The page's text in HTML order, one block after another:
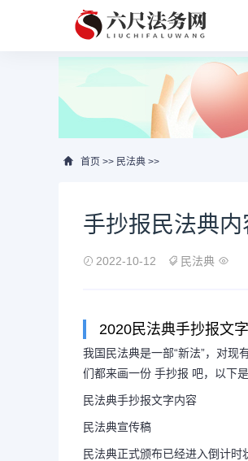
首页 >> 民法典 >>
手抄报民法典内
2022-10-12 民法典
2020民法典手抄报文
我国民法典是一部“新法”，对
们都来画一份 手抄报 吧，以下
民法典手抄报文字内容
民法典宣传稿
民法典正式颁布已经进入倒计
手抄报民法典内